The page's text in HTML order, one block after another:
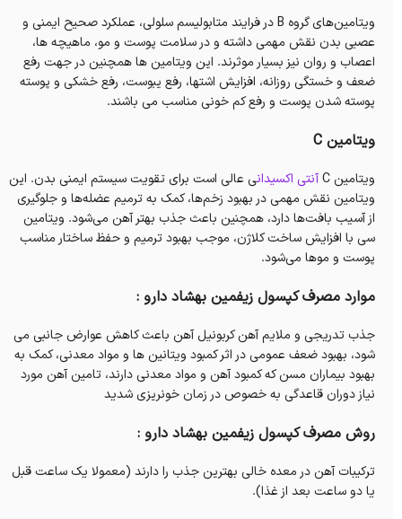
ویتامین‌های گروه B در فرایند متابولیسم سلولی، عملکرد صحیح ایمنی و
عصبی بدن نقش مهمی داشته و در سلامت پوست و مو، ماهیچه ها،
اعصاب و روان نیز بسیار موثرند. این ویتامین ها همچنین در جهت رفع
ضعف و خستگی روزانه، افزایش اشتها، رفع یبوست، رفع خشکی و پوسته
پوسته شدن پوست و رفع کم خونی مناسب می باشند.
ویتامین C
ویتامین C آنتی اکسیدانی عالی است برای تقویت سیستم ایمنی بدن. این
ویتامین نقش مهمی در بهبود زخم‌ها، کمک به ترمیم عضله‌ها و جلوگیری
از آسیب بافت‌ها دارد، همچنین باعث جذب بهتر آهن می‌شود. ویتامین
سی با افزایش ساخت کلاژن، موجب بهبود ترمیم و حفظ ساختار مناسب
پوست و موها می‌شود.
موارد مصرف کپسول زیفمین بهشاد دارو :
جذب تدریجی و ملایم آهن کربونیل آهن باعث کاهش عوارض جانبی می
شود، بهبود ضعف عمومی در اثر کمبود ویتانین ها و مواد معدنی، کمک به
بهبود بیماران مسن که کمبود آهن و مواد معدنی دارند، تامین آهن مورد
نیاز دوران قاعدگی به خصوص در زمان خونریزی شدید
روش مصرف کپسول زیفمین بهشاد دارو :
ترکیبات آهن در معده خالی بهترین جذب را دارند (معمولا یک ساعت قبل
یا دو ساعت بعد از غذا).